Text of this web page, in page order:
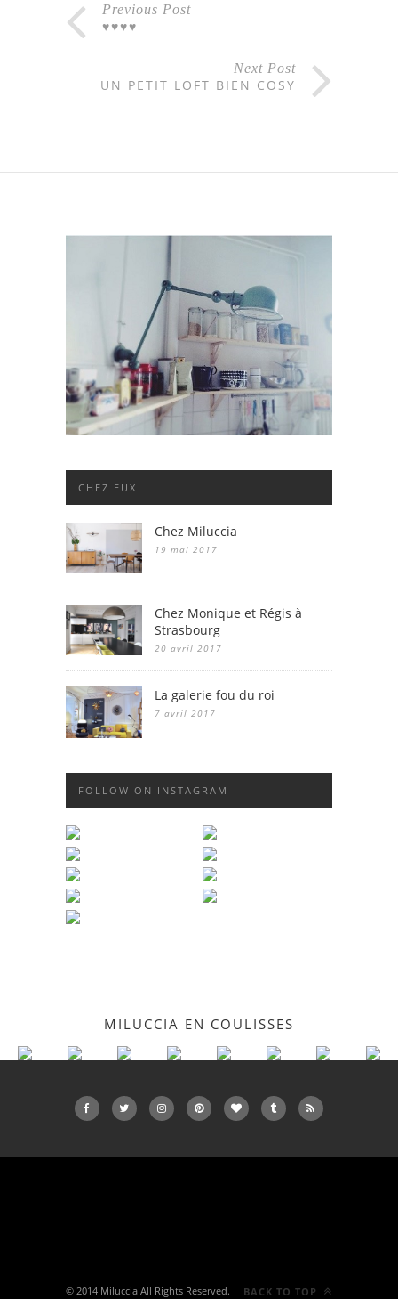
Previous Post
♥♥♥♥
Next Post
UN PETIT LOFT BIEN COSY
CHEZ EUX
Chez Miluccia
19 mai 2017
Chez Monique et Régis à
Strasbourg
20 avril 2017
La galerie fou du roi
7 avril 2017
FOLLOW ON INSTAGRAM
MILUCCIA EN COULISSES
© 2014 Miluccia All Rights Reserved. BACK TO TOP